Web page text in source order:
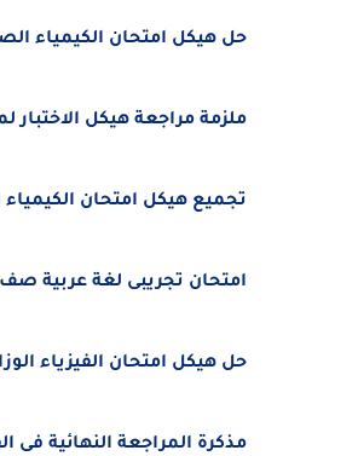
حل هيكل امتحان الكيمياء الصف
ملزمة مراجعة هيكل الاختبار
تجميع هيكل امتحان الكيمياء
امتحان تجريبى لغة عربية صف
حل هيكل امتحان الفيزياء
مذكرة المراجعة النهائية فى